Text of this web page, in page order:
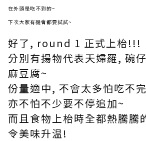
在外頭是吃不到的~
下次大家有機會都要試試~
好了, round 1 正式上枱!!!
分別有揚物代表天婦羅, 碗
麻豆腐~
份量適中, 不會太多怕吃不完
亦不怕不少要不停追加~
而且食物上枱時全都熱騰騰
令美味升温!